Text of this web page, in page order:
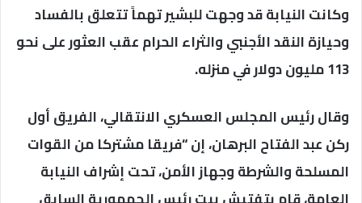
وكانت النيابة قد وجهت للبشير تهماً تتعلق بالفساد
وحيازة النقد الأجنبي والثراء الحرام عقب العثور على نحو
113 مليون دولار في منزله.
وقال رئيس المجلس العسكري الانتقالي، الفريق أول
ركن عبد الفتاح البرهان، إن “فريقا مشتركا من القوات
المسلحة والشرطة وجهاز الأمن، تحت إشراف النيابة